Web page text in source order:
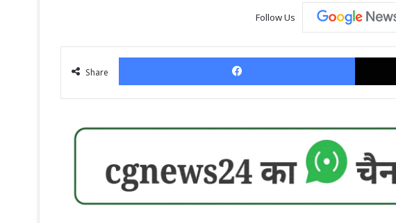
Follow Us
Share
Facebook